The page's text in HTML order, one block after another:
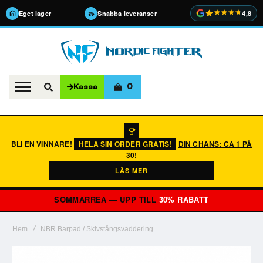
Eget lager Snabba leveranser 4,8
Kassa 0
BLI EN VINNARE! HELA SIN ORDER GRATIS!
DIN CHANS: CA 1 PÅ
30!
LÄS MER
SOMMARREA — UPP TILL 30% RABATT
Hem NBR Barpad / Skivstångsvaddering